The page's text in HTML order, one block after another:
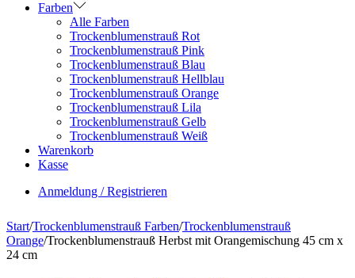
Farben
Alle Farben
Trockenblumenstrauß Rot
Trockenblumenstrauß Pink
Trockenblumenstrauß Blau
Trockenblumenstrauß Hellblau
Trockenblumenstrauß Orange
Trockenblumenstrauß Lila
Trockenblumenstrauß Gelb
Trockenblumenstrauß Weiß
Warenkorb
Kasse
Anmeldung / Registrieren
Start/Trockenblumenstrauß Farben/Trockenblumenstrauß
Orange/Trockenblumenstrauß Herbst mit Orangemischung 45 cm x
24 cm